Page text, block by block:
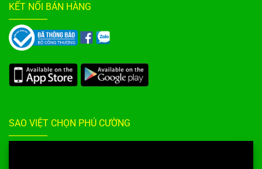
KẾT NỐI BÁN HÀNG
SAO VIỆT CHỌN PHÚ CƯỜNG